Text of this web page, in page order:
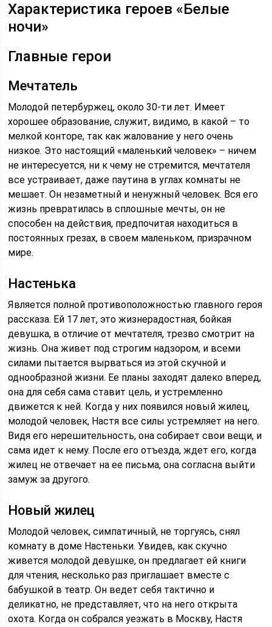
Характеристика героев «Белые
ночи»
Главные герои
Мечтатель
Молодой петербуржец, около 30-ти лет. Имеет
хорошее образование, служит, видимо, в какой – то
мелкой конторе, так как жалование у него очень
низкое. Это настоящий «маленький человек» – ничем
не интересуется, ни к чему не стремится, мечтателя
все устраивает, даже паутина в углах комнаты не
мешает. Он незаметный и ненужный человек. Вся его
жизнь превратилась в сплошные мечты, он не
способен на действия, предпочитая находиться в
постоянных грезах, в своем маленьком, призрачном
мире.
Настенька
Является полной противоположностью главного героя
рассказа. Ей 17 лет, это жизнерадостная, бойкая
девушка, в отличие от мечтателя, трезво смотрит на
жизнь. Она живет под строгим надзором, и всеми
силами пытается вырваться из этой скучной и
однообразной жизни. Ее планы заходят далеко вперед,
она для себя сама ставит цель, и устремленно
движется к ней. Когда у них появился новый жилец,
молодой человек, Настя все силы устремляет на него.
Видя его нерешительность, она собирает свои вещи, и
сама идет к нему. После его отъезда, ждет его, когда
жилец не отвечает на ее письма, она согласна выйти
замуж за другого.
Новый жилец
Молодой человек, симпатичный, не торгуясь, снял
комнату в доме Настеньки. Увидев, как скучно
живется молодой девушке, он предлагает ей книги
для чтения, несколько раз приглашает вместе с
бабушкой в театр. Он ведет себя тактично и
деликатно, не представляет, что на него открыта
охота. Когда он собрался уезжать в Москву, Настя